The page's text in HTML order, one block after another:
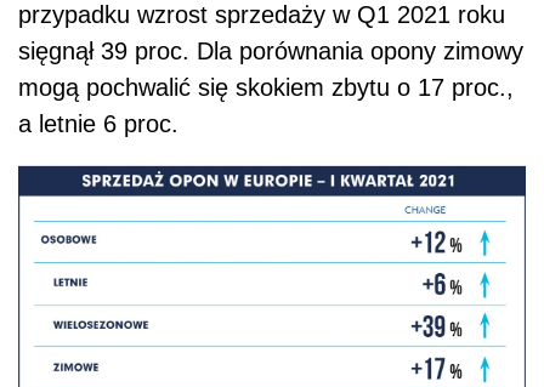
przypadku wzrost sprzedaży w Q1 2021 roku
sięgnął 39 proc. Dla porównania opony zimowy
mogą pochwalić się skokiem zbytu o 17 proc.,
a letnie 6 proc.